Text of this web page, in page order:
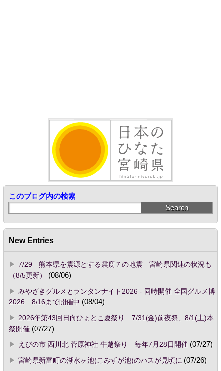
このブログ内の検索
New Entries
7/29 熊本県を震源とする震度７の地震 宮崎県関連の状況も
（8/5更新）
(08/06)
みやざきグルメとランタンナイト2026 - 同時開催 全国グルメ博
2026 8/16まで開催中 (08/04)
2026年第43回日向ひょとこ夏祭り 7/31(金)前夜祭、8/1(土)本
祭開催(07/27)
えびの市 西川北 菅原神社 牛越祭り 毎年7月28日開催(07/27)
宮崎県新富町の湖水ヶ池(こみずが池)のハスが見頃に (07/26)